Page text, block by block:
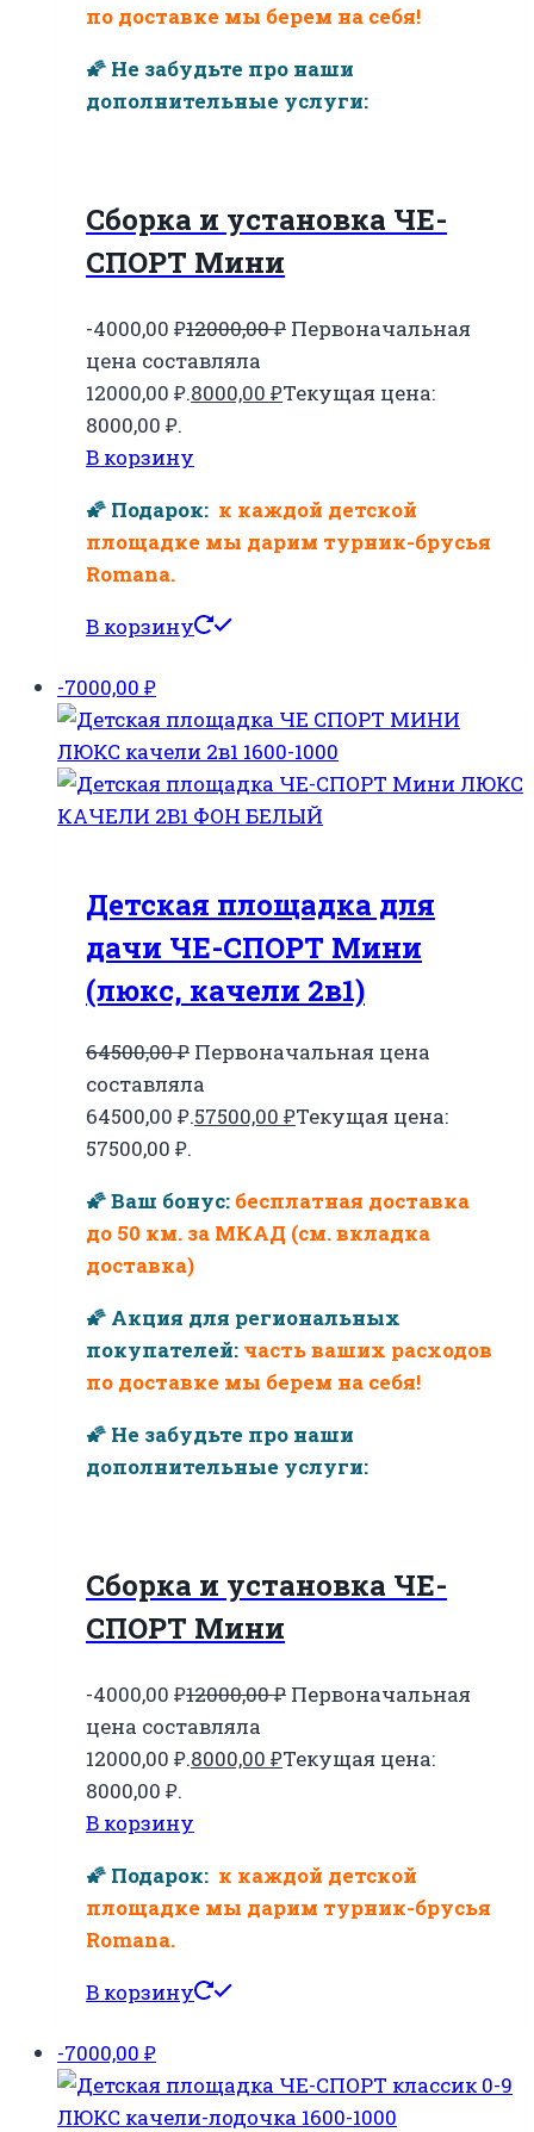
по доставке мы берем на себя!
🌠 Не забудьте про наши
дополнительные услуги:
Сборка и установка ЧЕ-
СПОРТ Мини
-4000,00 ₽12000,00₽ Первоначальная
цена составляла
12000,00 ₽.8000,00 ₽Текущая цена:
8000,00 ₽.
В корзину
🌠 Подарок: к каждой детской
площадке мы дарим турник-брусья
Romana.
В корзину
-7000,00 ₽
Детская площадка для
дачи ЧЕ-СПОРТ Мини
(люкс, качели 2в1)
64500,00₽ Первоначальная цена
составляла
64500,00 ₽.57500,00 ₽Текущая цена:
57500,00 ₽.
🌠 Ваш бонус: бесплатная доставка
до 50 км. за МКАД (см. вкладка
доставка)
🌠 Акция для региональных
покупателей: часть ваших расходов
по доставке мы берем на себя!
🌠 Не забудьте про наши
дополнительные услуги:
Сборка и установка ЧЕ-
СПОРТ Мини
-4000,00 ₽12000,00₽ Первоначальная
цена составляла
12000,00 ₽.8000,00 ₽Текущая цена:
8000,00 ₽.
В корзину
🌠 Подарок: к каждой детской
площадке мы дарим турник-брусья
Romana.
В корзину
-7000,00 ₽